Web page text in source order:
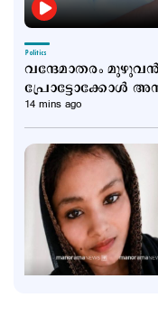
Politics
വന്ദേമാതരം
പ്രോട്ടോക്കോള്‍
14 mins ago